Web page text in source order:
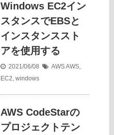
Windows EC2イン
スタンスでEBSと
インスタンススト
アを使用する
2021/06/08 AWSAWS,
EC2, windows
AWS CodeStarの
プロジェクトテン